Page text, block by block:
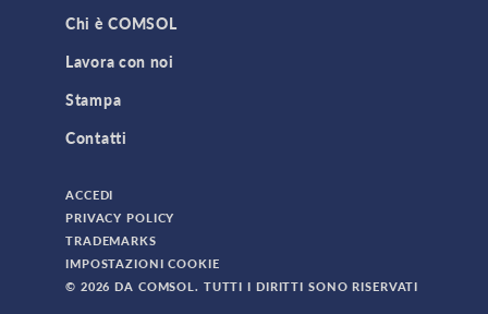
Chi è COMSOL
Lavora con noi
Stampa
Contatti
ACCEDI
PRIVACY POLICY
TRADEMARKS
IMPOSTAZIONI COOKIE
© 2026 DA COMSOL. TUTTI I DIRITTI SONO RISERVATI